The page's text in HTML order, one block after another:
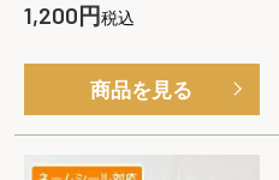
1,200 税込
商品を見る